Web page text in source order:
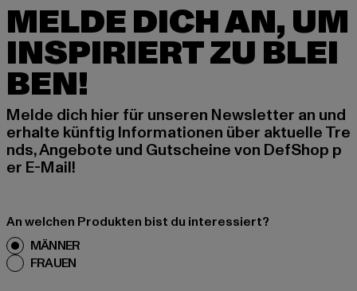
MELDE DICH AN, UM
INSPIRIERT ZU BLEI
BEN!
Melde dich hier für unseren Newsletter an und
erhalte künftig Informationen über aktuelle Tre
nds, Angebote und Gutscheine von DefShop p
er E-Mail!
An welchen Produkten bist du interessiert?
MÄNNER
FRAUEN